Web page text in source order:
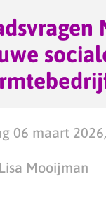
06 maart
Mooijman